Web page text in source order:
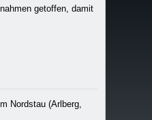
getoffen, damit
Nordstau (Arlberg,